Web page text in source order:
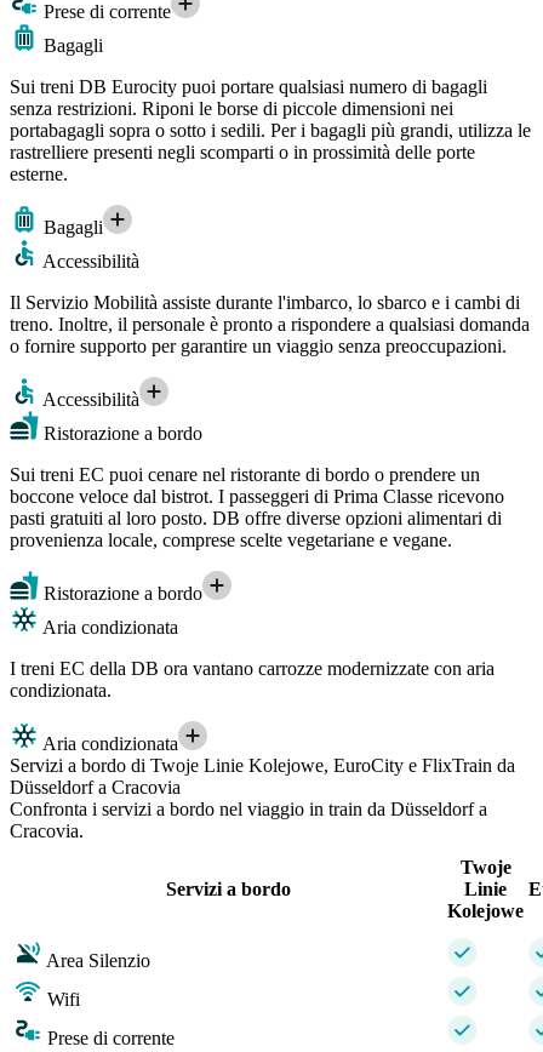
Prese di corrente
Bagagli
Sui treni DB Eurocity puoi portare qualsiasi numero di bagagli
senza restrizioni. Riponi le borse di piccole dimensioni nei
portabagagli sopra o sotto i sedili. Per i bagagli più grandi, utilizza le
rastrelliere presenti negli scomparti o in prossimità delle porte
esterne.
Bagagli
Accessibilità
Il Servizio Mobilità assiste durante l'imbarco, lo sbarco e i cambi di
treno. Inoltre, il personale è pronto a rispondere a qualsiasi domanda
o fornire supporto per garantire un viaggio senza preoccupazioni.
Accessibilità
Ristorazione a bordo
Sui treni EC puoi cenare nel ristorante di bordo o prendere un
boccone veloce dal bistrot. I passeggeri di Prima Classe ricevono
pasti gratuiti al loro posto. DB offre diverse opzioni alimentari di
provenienza locale, comprese scelte vegetariane e vegane.
Ristorazione a bordo
Aria condizionata
I treni EC della DB ora vantano carrozze modernizzate con aria
condizionata.
Aria condizionata
Servizi a bordo di Twoje Linie Kolejowe, EuroCity e FlixTrain da
Düsseldorf a Cracovia
Confronta i servizi a bordo nel viaggio in train da Düsseldorf a
Cracovia.
Servizi a bordo
Twoje
Linie
Kolejowe
Area Silenzio
Wifi
Prese di corrente